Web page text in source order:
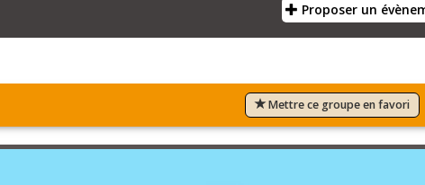
Proposer un
Mettre ce groupe en favori